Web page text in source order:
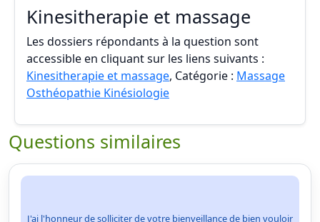
Kinesitherapie et massage
Les dossiers répondants à la question sont
accessible en cliquant sur les liens suivants :
Kinesitherapie et massage, Catégorie : Massage
Osthéopathie Kinésiologie
Questions similaires
J'ai l'honneur de solliciter de votre bienveillance de bien vouloir